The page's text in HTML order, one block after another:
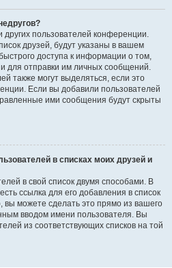
других пользователей конференции.
друзей, будут указаны в вашем
доступа к информации о том,
для отправки им личных сообщений.
также могут выделяться, если это
Если вы добавили пользователей
ими сообщения будут скрыты
в списках моих друзей и
в свой список двумя способами. В
ссылка для его добавления в список
вы можете сделать это прямо из вашего
вводом имени пользователя. Вы
из соответствующих списков на той